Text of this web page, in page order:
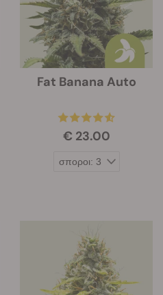
Fat Banana Auto
€ 23.00